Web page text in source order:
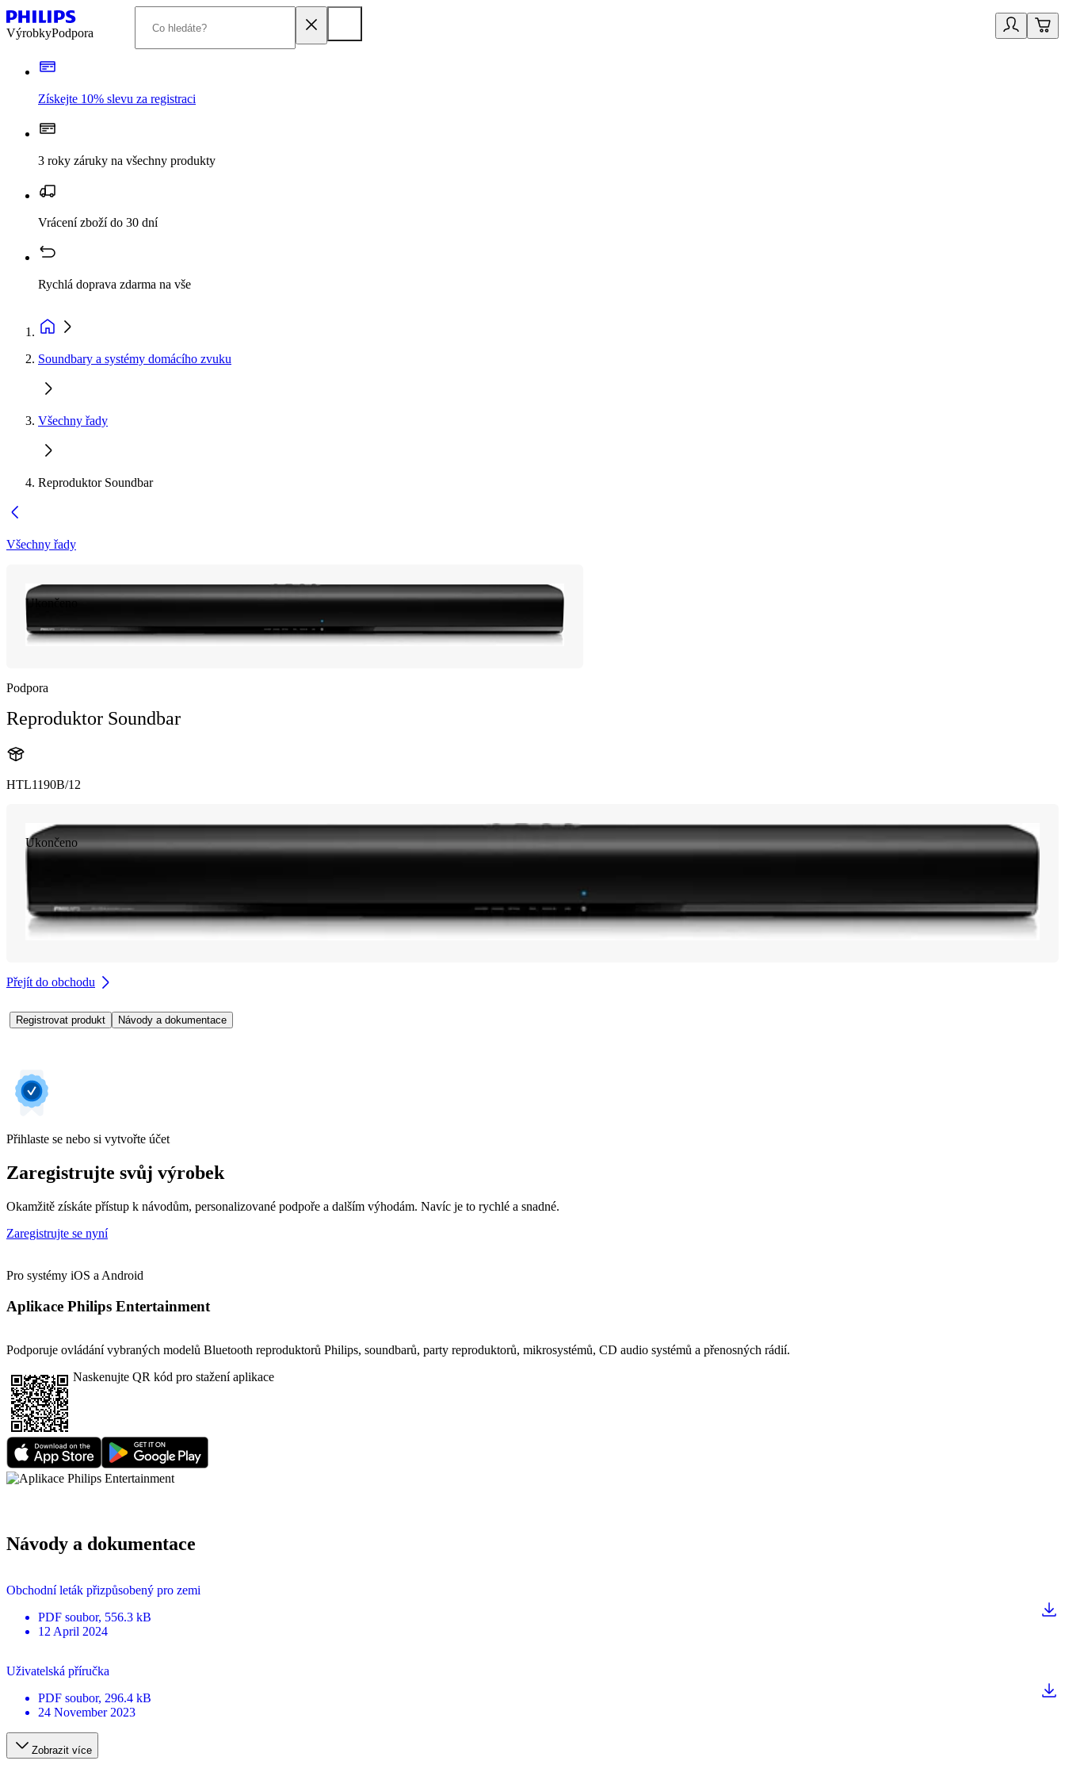
VýrobkyPodpora
Získejte 10% slevu za registraci
3 roky záruky na všechny produkty
Vrácení zboží do 30 dní
Rychlá doprava zdarma na vše
Soundbary a systémy domácího zvuku
Všechny řady
Reproduktor Soundbar
Všechny řady
Ukončeno
Podpora
Reproduktor Soundbar
HTL1190B/12
Ukončeno
Přejít do obchodu
Registrovat produkt Návody a dokumentace
Přihlaste se nebo si vytvořte účet
Zaregistrujte svůj výrobek
Okamžitě získáte přístup k návodům, personalizované podpoře a dalším výhodám. Navíc je to rychlé a snadné.
Zaregistrujte se nyní
Pro systémy iOS a Android
Aplikace Philips Entertainment
Podporuje ovládání vybraných modelů Bluetooth reproduktorů Philips, soundbarů, party reproduktorů, mikrosystémů, CD audio systémů a přenosných rádií.
Naskenujte QR kód pro stažení aplikace
Návody a dokumentace
Obchodní leták přizpůsobený pro zemi
PDF soubor, 556.3 kB
12 April 2024
Uživatelská příručka
PDF soubor, 296.4 kB
24 November 2023
Zobrazit více